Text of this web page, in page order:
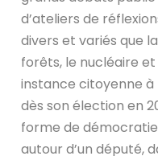
d’ateliers de
divers et variés que
forêts, le nucléaire
instance citoyenne à
dès son élection en
forme de
autour d’un député,